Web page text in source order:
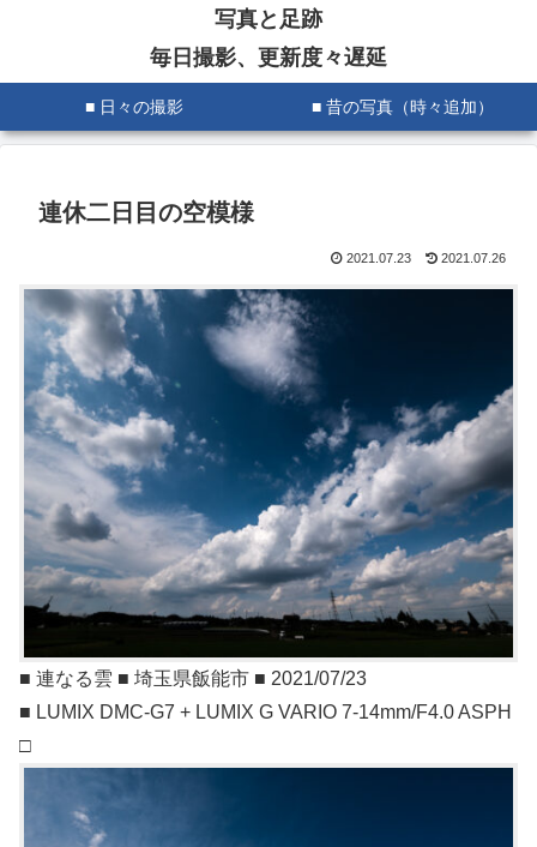
写真と足跡
毎日撮影、更新度々遅延
■ 日々の撮影 ■ 昔の写真（時々追加）
連休二日目の空模様
2021.07.23 2021.07.26
■ 連なる雲 ■ 埼玉県飯能市 ■ 2021/07/23
■ LUMIX DMC-G7 + LUMIX G VARIO 7-14mm/F4.0 ASPH
□